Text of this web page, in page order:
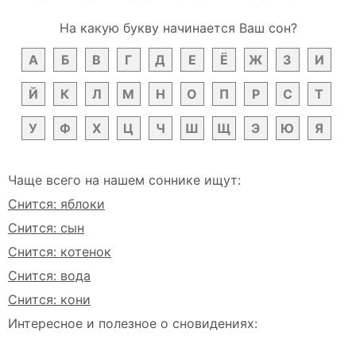
На какую букву начинается Ваш сон?
А
Б В Г Д Е Ё Ж З И
Й К Л М Н О П Р С Т
У Ф Х Ц Ч Ш Щ Э Ю Я
Чаще всего на нашем соннике ищут:
Снится: яблоки
Снится: сын
Снится: котенок
Снится: вода
Снится: кони
Интересное и полезное о сновидениях: